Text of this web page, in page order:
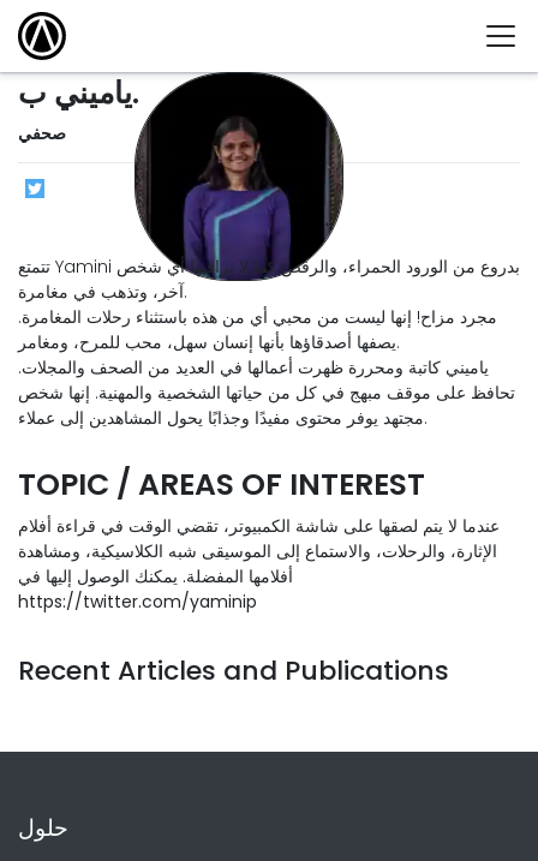
ياميني ب.
صحفي
تتمتع Yamini بدروع من الورود الحمراء، والرقص كما لا يراقبها أي شخص
آخر، وتذهب في مغامرة.
مجرد مزاح! إنها ليست من محبي أي من هذه باستثناء رحلات المغامرة.
يصفها أصدقاؤها بأنها إنسان سهل، محب للمرح، ومغامر.
ياميني كاتبة ومحررة ظهرت أعمالها في العديد من الصحف والمجلات.
تحافظ على موقف مبهج في كل من حياتها الشخصية والمهنية. إنها شخص
مجتهد يوفر محتوى مفيدًا وجذابًا يحول المشاهدين إلى عملاء.
TOPIC / AREAS OF INTEREST
عندما لا يتم لصقها على شاشة الكمبيوتر، تقضي الوقت في قراءة أفلام
الإثارة، والرحلات، والاستماع إلى الموسيقى شبه الكلاسيكية، ومشاهدة
أفلامها المفضلة. يمكنك الوصول إليها في
https://twitter.com/yaminip
Recent Articles and Publications
حلول